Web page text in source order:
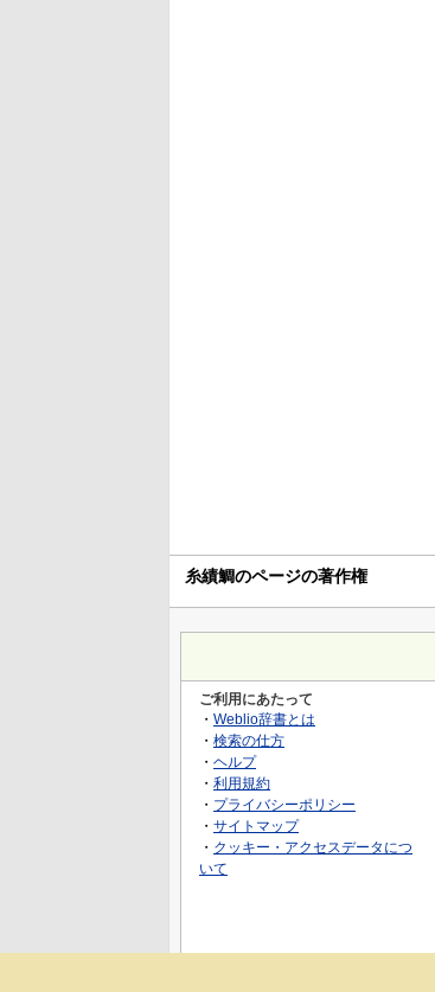
糸績鯛のページの著作権
ご利用にあたって
・ Weblio辞書とは
・ 検索の仕方
・ ヘルプ
・ 利用規約
・ プライバシーポリシー
・ サイトマップ
・ クッキー・アクセスデータにつ
いて